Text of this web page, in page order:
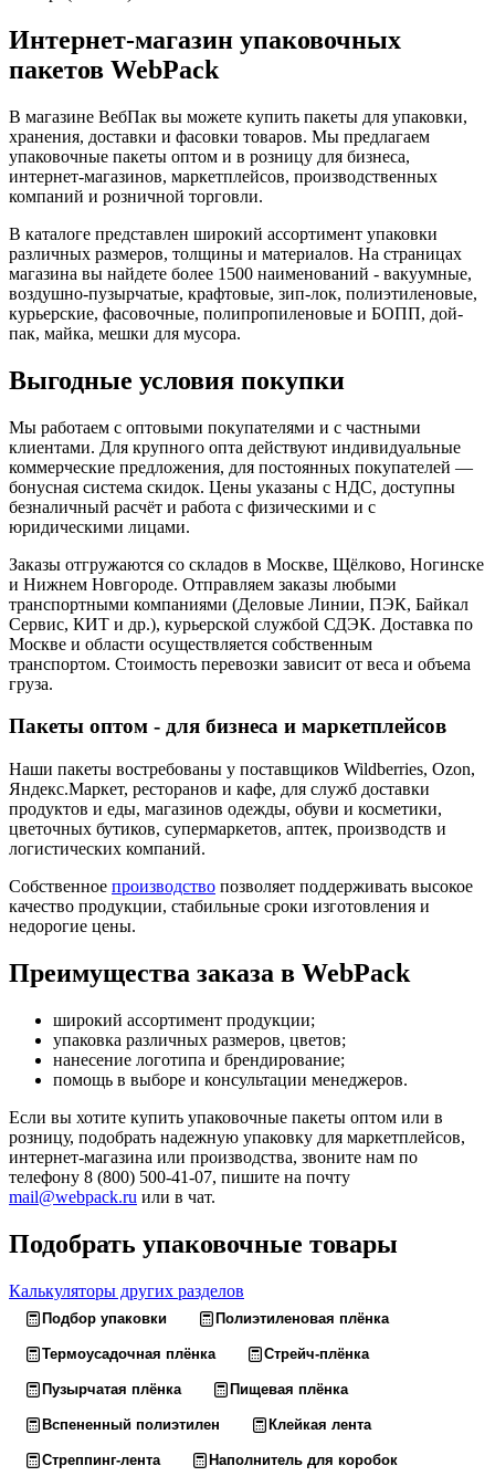
Интернет-магазин упаковочных
пакетов WebPack
В магазине ВебПак вы можете купить пакеты для упаковки,
хранения, доставки и фасовки товаров. Мы предлагаем
упаковочные пакеты оптом и в розницу для бизнеса,
интернет-магазинов, маркетплейсов, производственных
компаний и розничной торговли.
В каталоге представлен широкий ассортимент упаковки
различных размеров, толщины и материалов. На страницах
магазина вы найдете более 1500 наименований - вакуумные,
воздушно-пузырчатые, крафтовые, зип-лок, полиэтиленовые,
курьерские, фасовочные, полипропиленовые и БОПП, дой-
пак, майка, мешки для мусора.
Выгодные условия покупки
Мы работаем с оптовыми покупателями и с частными
клиентами. Для крупного опта действуют индивидуальные
коммерческие предложения, для постоянных покупателей —
бонусная система скидок. Цены указаны с НДС, доступны
безналичный расчёт и работа с физическими и с
юридическими лицами.
Заказы отгружаются со складов в Москве, Щёлково, Ногинске
и Нижнем Новгороде. Отправляем заказы любыми
транспортными компаниями (Деловые Линии, ПЭК, Байкал
Сервис, КИТ и др.), курьерской службой СДЭК. Доставка по
Москве и области осуществляется собственным
транспортом. Стоимость перевозки зависит от веса и объема
груза.
Пакеты оптом - для бизнеса и маркетплейсов
Наши пакеты востребованы у поставщиков Wildberries, Ozon,
Яндекс.Маркет, ресторанов и кафе, для служб доставки
продуктов и еды, магазинов одежды, обуви и косметики,
цветочных бутиков, супермаркетов, аптек, производств и
логистических компаний.
Собственное производство позволяет поддерживать высокое
качество продукции, стабильные сроки изготовления и
недорогие цены.
Преимущества заказа в WebPack
широкий ассортимент продукции;
упаковка различных размеров, цветов;
нанесение логотипа и брендирование;
помощь в выборе и консультации менеджеров.
Если вы хотите купить упаковочные пакеты оптом или в
розницу, подобрать надежную упаковку для маркетплейсов,
интернет-магазина или производства, звоните нам по
телефону 8 (800) 500-41-07, пишите на почту
mail@webpack.ru или в чат.
Подобрать упаковочные товары
Калькуляторы других разделов
Подбор упаковки Полиэтиленовая плёнка
Термоусадочная плёнка Стрейч-плёнка
Пузырчатая плёнка Пищевая плёнка
Вспененный полиэтилен Клейкая лента
Стреппинг-лента Наполнитель для коробок